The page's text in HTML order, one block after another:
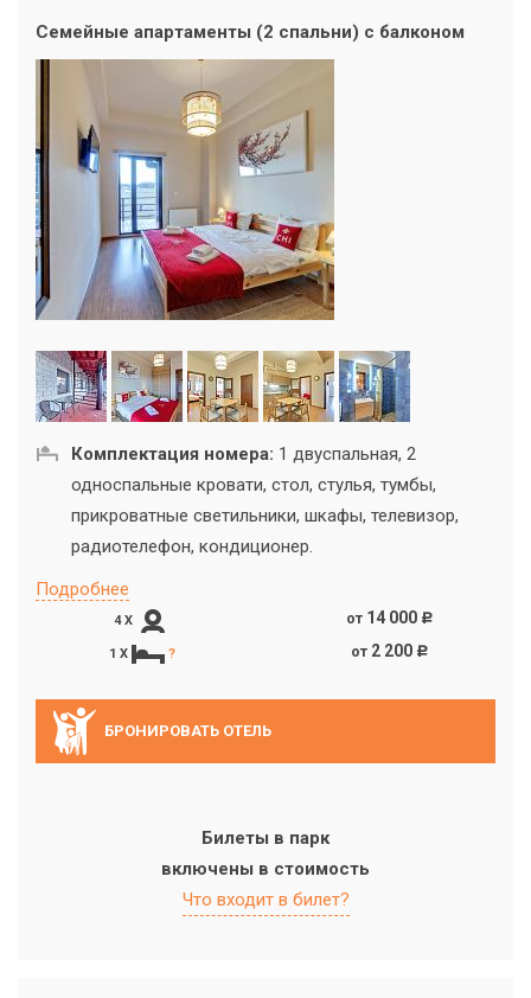
Семейные апартаменты (2 спальни) с балконом
Комплектация номера: 1 двуспальная, 2
односпальные кровати, стол, стулья, тумбы,
прикроватные светильники, шкафы, телевизор,
радиотелефон, кондиционер.
Подробнее
4 X от14 000 c
1 X ? от2 200 c
БРОНИРОВАТЬ ОТЕЛЬ
Билеты в парк
включены в стоимость
Что входит в билет?